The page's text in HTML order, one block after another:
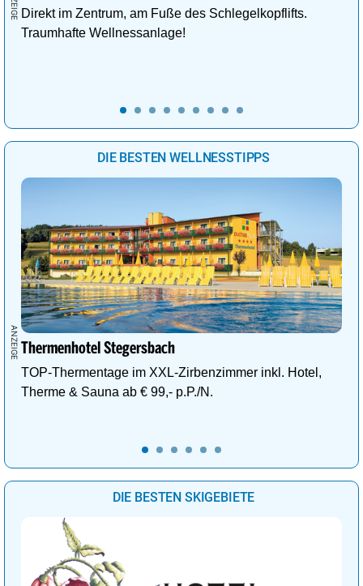
Direkt im Zentrum, am Fuße des Schlegelkopflifts.
Traumhafte Wellnessanlage!
DIE BESTEN WELLNESSTIPPS
Thermenhotel Stegersbach
TOP-Thermentage im XXL-Zirbenzimmer inkl. Hotel,
Therme & Sauna ab € 99,- p.P./N.
DIE BESTEN SKIGEBIETE